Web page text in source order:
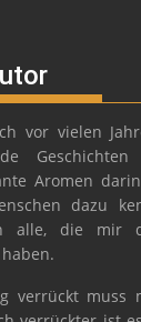
vor vielen
Aromen
dazu
alle, die mir
verrückt muss